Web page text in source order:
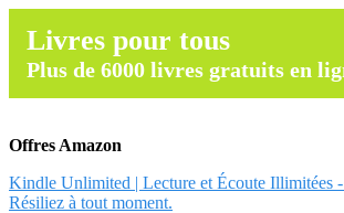
Livres pour tous
Plus de 6000 livres gratuits en
Offres Amazon
Kindle Unlimited | Lecture et Écoute Illimitées
Résiliez à tout moment.